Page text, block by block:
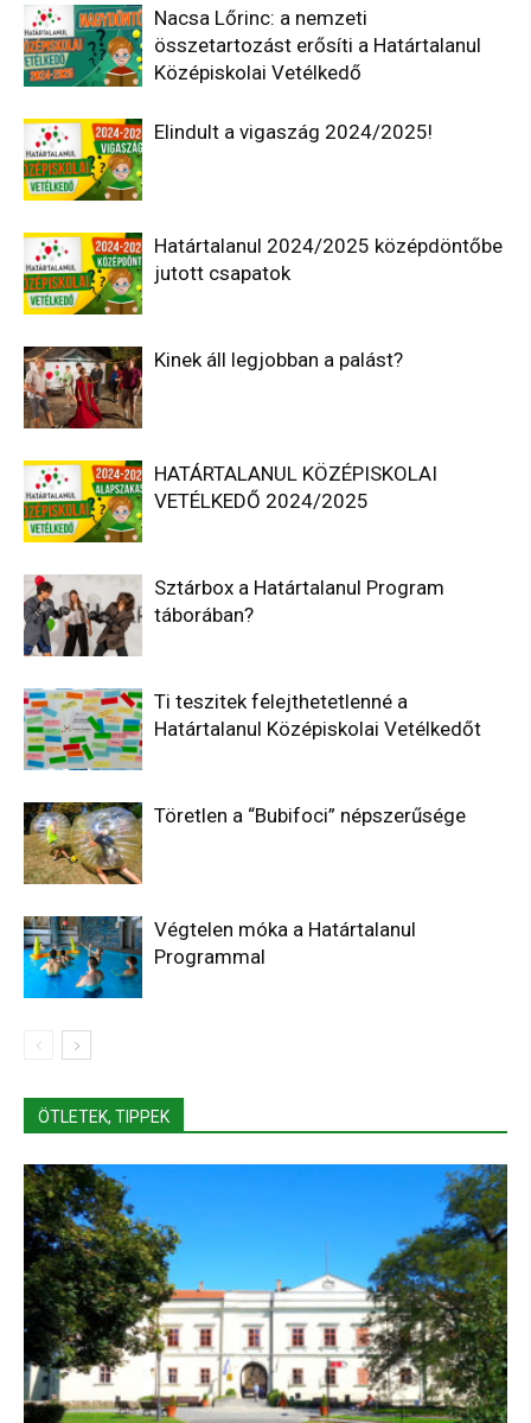
Nacsa Lőrinc: a nemzeti
összetartozást erősíti a Határtalanul
Középiskolai Vetélkedő
Elindult a vigaszág 2024/2025!
Határtalanul 2024/2025 középdöntőbe
jutott csapatok
Kinek áll legjobban a palást?
HATÁRTALANUL KÖZÉPISKOLAI
VETÉLKEDŐ 2024/2025
Sztárbox a Határtalanul Program
táborában?
Ti teszitek felejthetetlenné a
Határtalanul Középiskolai Vetélkedőt
Töretlen a “Bubifoci” népszerűsége
Végtelen móka a Határtalanul
Programmal
ÖTLETEK, TIPPEK